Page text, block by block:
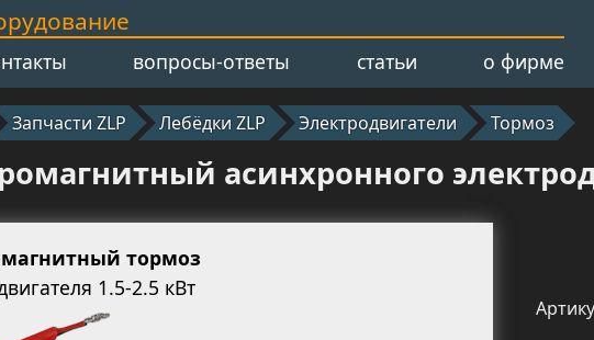
вопросы-ответы статьи о фирме
Запчасти ZLP Лебёдки ZLP Электродвигатели Тормоз
асинхронного
тормоз
1.5-2.5 кВт